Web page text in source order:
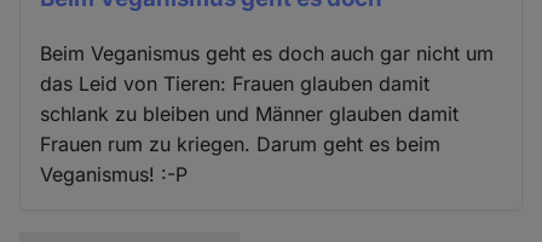
Beim Veganismus geht es doch auch gar nicht um
das Leid von Tieren: Frauen glauben damit
schlank zu bleiben und Männer glauben damit
Frauen rum zu kriegen. Darum geht es beim
Veganismus! :-P